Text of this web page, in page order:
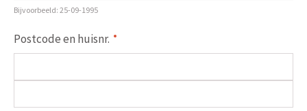
Bijvoorbeeld: 25-09-1995
Postcode en huisnr.